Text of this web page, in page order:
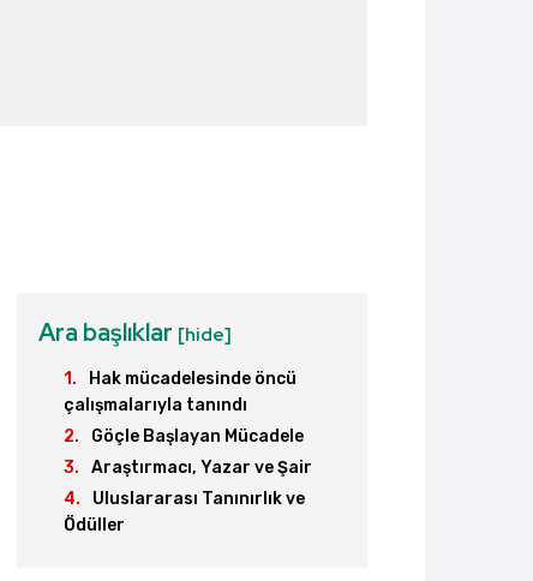
Ara başlıklar [hide]
Hak mücadelesinde öncü
çalışmalarıyla tanındı
Göçle Başlayan Mücadele
Araştırmacı, Yazar ve Şair
Uluslararası Tanınırlık ve
Ödüller